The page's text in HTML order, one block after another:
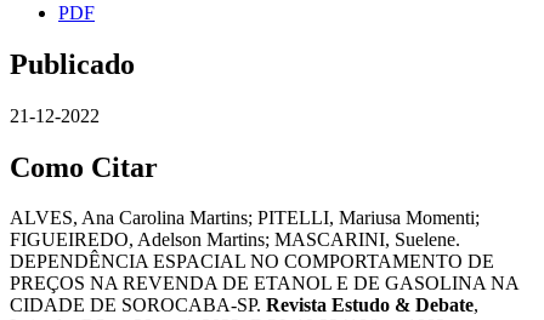
PDF
Publicado
21-12-2022
Como Citar
ALVES, Ana Carolina Martins; PITELLI, Mariusa Momenti;
FIGUEIREDO, Adelson Martins; MASCARINI, Suelene.
DEPENDÊNCIA ESPACIAL NO COMPORTAMENTO DE
PREÇOS NA REVENDA DE ETANOL E DE GASOLINA NA
CIDADE DE SOROCABA-SP. Revista Estudo & Debate,